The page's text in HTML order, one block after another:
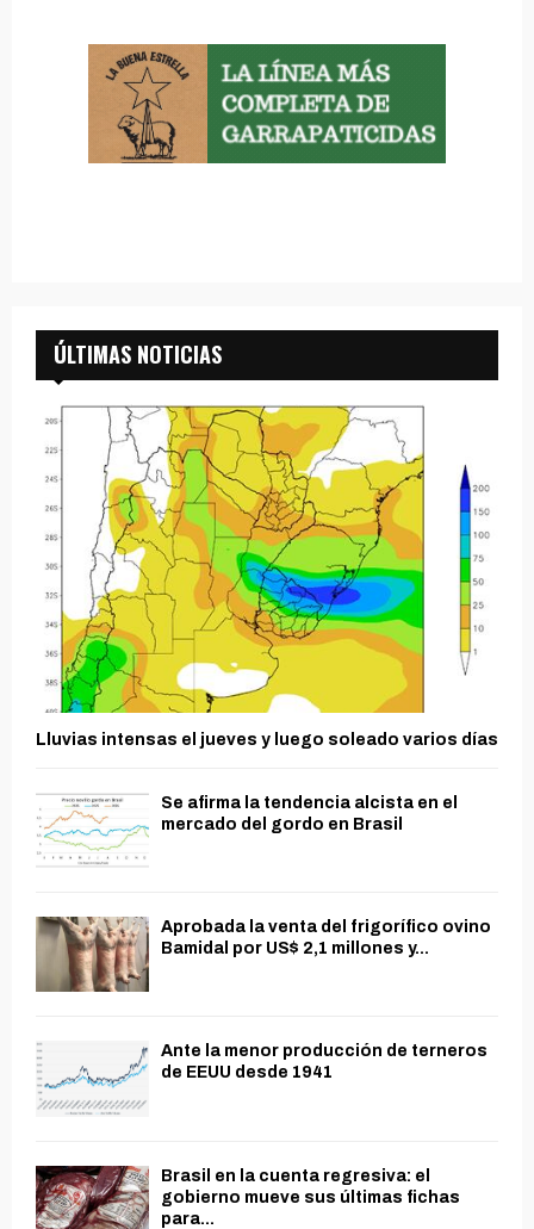
ÚLTIMAS NOTICIAS
Lluvias intensas el jueves y luego soleado varios días
Se afirma la tendencia alcista en el
mercado del gordo en Brasil
Aprobada la venta del frigorífico ovino
Bamidal por US$ 2,1 millones y...
Ante la menor producción de terneros
de EEUU desde 1941
Brasil en la cuenta regresiva: el
gobierno mueve sus últimas fichas
para...